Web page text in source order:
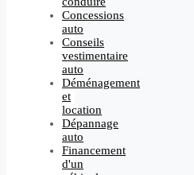
Concessions
auto
Conseils
vestimentaire
auto
Déménagement
et
location
Dépannage
auto
Financement
d'un